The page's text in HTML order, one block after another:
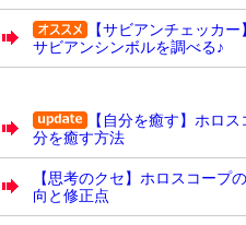
【サビアンチェッカ
サビアンシンボルを調べる♪
【自分を癒す】ホロ
分を癒す方法
【思考のクセ】ホロスコープ
向と修正点